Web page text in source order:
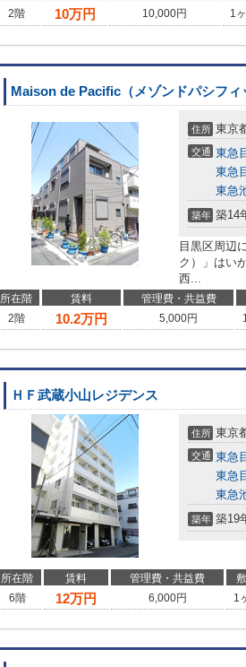
2階
10万円 10,000円 1
Maison de Pacific（メゾンドパシフィ
住所 東京
交通 東急
東急
東急
築年 築14
目黒区周辺
ク）」はい
西...
所在階 賃料 管理費・共益費
2階
10.2万円 5,000円
ＨＦ武蔵小山レジデンス
住所 東京
交通 東急
東急
東急
築年 築19
所在階 賃料 管理費・共益費
6階
12万円 6,000円 1